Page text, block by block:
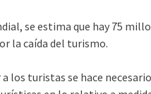
se esti­ma que hay 75
la caída del turismo.
los turistas se hace